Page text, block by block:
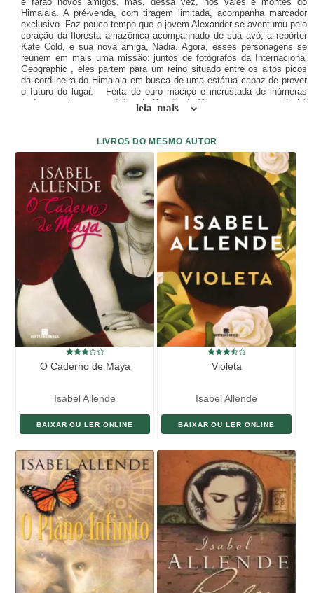
Himalaia. A pré-venda, com tiragem limitada, acompanha marcador
exclusivo. Faz pouco tempo que o jovem Alexander se aventurou pelo
coração da floresta amazônica acompanhado de sua avó, a repórter
Kate Cold, e sua nova amiga, Nádia. Agora, esses personagens se
reúnem em mais uma missão: juntos de fotógrafos da Internacional
Geographic , eles partem para um reino situado entre os altos picos
da cordilheira do Himalaia em busca de uma estátua capaz de prever
o futuro do lugar. Feita de ouro maciço e incrustada de inúmeras
pedras preciosas, a estátua do Dragão de Ouro permanece oculta há
séculos no subterrâneo labiríntico do palácio imperial de um pequeno
artística decorativa, e, sim, o responsável pela preservação da paz e
do bem-estar naquela região. Mas essa paz se vê ameaçada por um
homem que não se contenta em ser apenas a segunda pessoa mais
rica do mundo. Ao mesmo tempo que descreve essas aventuras de
tirar o fôlego, Isabel Allende, autora best-seller do New York Times,
revela aos leitores de O reino do dragão de ouro o valor por trás da
simplicidade dos princípios budistas – expostos pelo lama Tensing,
mestre e guia espiritual de Dil Bahadur, herdeiro do reino, a quem o
monge ensina a importância da compaixão, da vida e da paz. Em
edição com capa nova, O reino do dragão de ouro , segundo livro da
trilogia As aventuras da águia e do jaguar, traz uma história mágica,
com belíssimos ensinamentos espirituais, e mostra que o amor pode
perdurar mesmo a distância.
leia mais
LIVROS DO MESMO AUTOR
O Caderno de Maya
Isabel Allende
BAIXAR OU LER ONLINE
Violeta
Isabel Allende
BAIXAR OU LER ONLINE